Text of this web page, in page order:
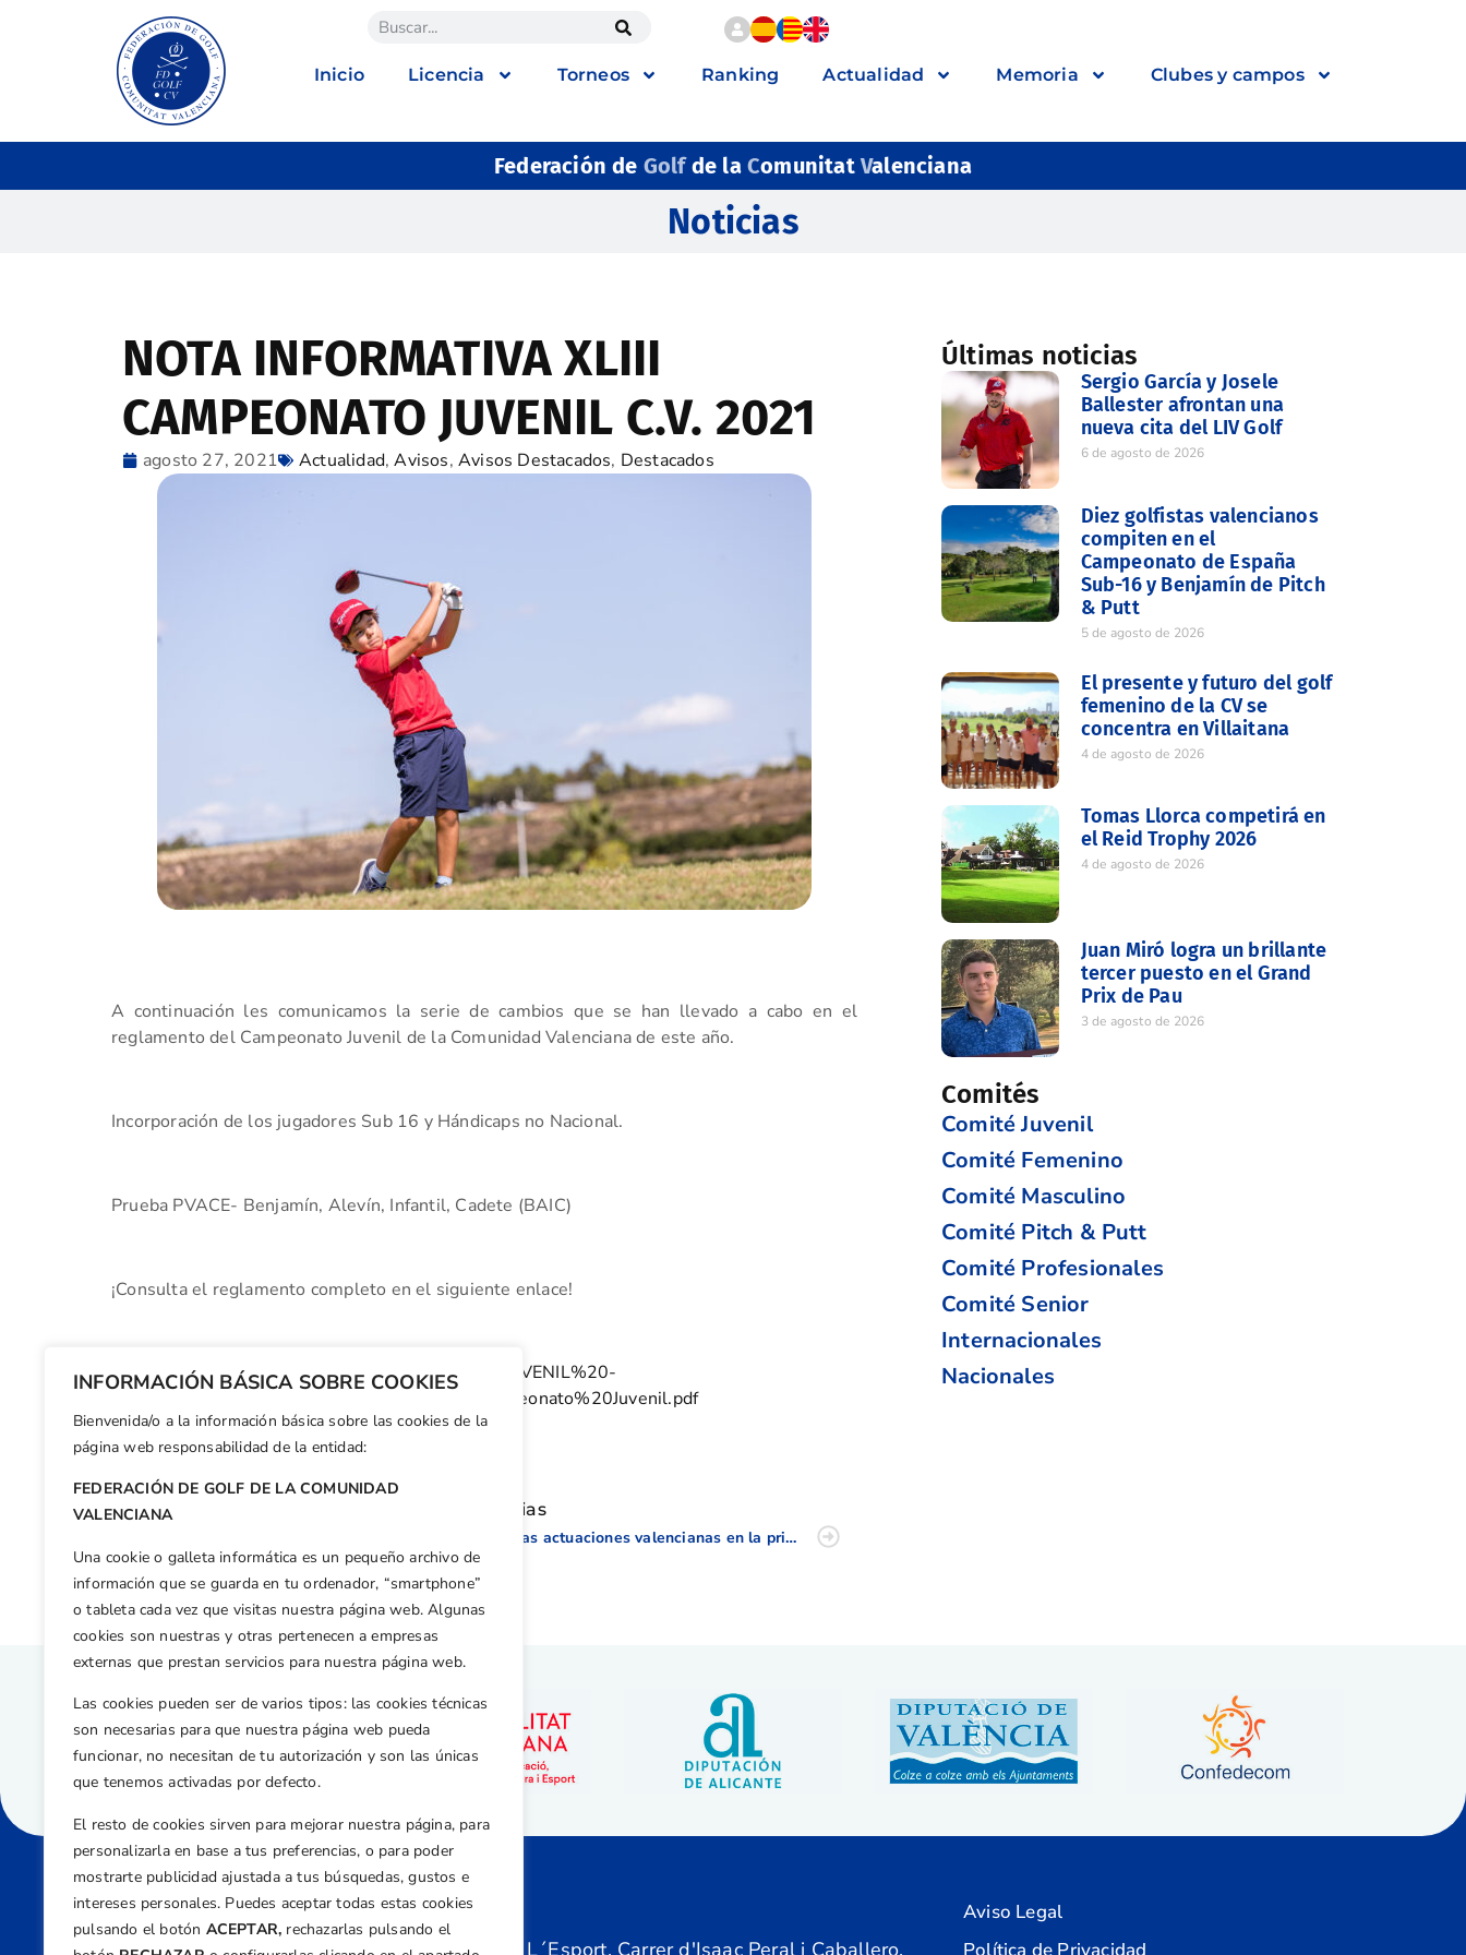
INFORMACIÓN BÁSICA SOBRE COOKIES
Bienvenida/o a la información básica sobre las cookies de la
página web responsabilidad de la entidad:
FEDERACIÓN DE GOLF DE LA COMUNIDAD
VALENCIANA
Una cookie o galleta informática es un pequeño archivo de
información que se guarda en tu ordenador, “smartphone”
o tableta cada vez que visitas nuestra página web. Algunas
cookies son nuestras y otras pertenecen a empresas
externas que prestan servicios para nuestra página web.
Las cookies pueden ser de varios tipos: las cookies técnicas
son necesarias para que nuestra página web pueda
funcionar, no necesitan de tu autorización y son las únicas
que tenemos activadas por defecto.
El resto de cookies sirven para mejorar nuestra página, para
personalizarla en base a tus preferencias, o para poder
mostrarte publicidad ajustada a tus búsquedas, gustos e
intereses personales. Puedes aceptar todas estas cookies
pulsando el botón ACEPTAR, rechazarlas pulsando el
Inicio Licencia Torneos Ranking Actualidad Memoria Clubes y campos
Federación de Golfde la ComunitatValenciana
Noticias
NOTA INFORMATIVA XLIII
CAMPEONATO JUVENIL C.V. 2021
agosto 27, 2021 Actualidad,Avisos,Avisos Destacados, Destacados
A continuación les comunicamos la serie de cambios que se han llevado a cabo en el
reglamento del Campeonato Juvenil de la Comunidad Valenciana de este año.
Incorporación de los jugadores Sub 16 y Hándicaps no Nacional.
Prueba PVACE- Benjamín, Alevín, Infantil, Cadete (BAIC)
¡Consulta el reglamento completo en el siguiente enlace!
https://golfcv.com/uploads/torneo/doc/d0/t1960/JUVENIL%20-
%20NOTA%20INFORMATIVA%20XLIII%20Campeonato%20Juvenil.pdf
Facebook
X WhatsApp
LinkedIn
Email
Otras noticias
Buenas actuaciones valencianas en la primera jornada del Cto de España Interclubes Infantil
Últimas noticias
Sergio García y Josele
Ballester afrontan una
nueva cita del LIV Golf
6 de agosto de 2026
Diez golfistas valencianos
compiten en el
Campeonato de España
Sub-16 y Benjamín de Pitch
& Putt
5 de agosto de 2026
El presente y futuro del golf
femenino de la CV se
concentra en Villaitana
4 de agosto de 2026
Tomas Llorca competirá en
el Reid Trophy 2026
4 de agosto de 2026
Juan Miró logra un brillante
tercer puesto en el Grand
Prix de Pau
3 de agosto de 2026
Comités
Comité Juvenil
Comité Femenino
Comité Masculino
Comité Pitch & Putt
Comité Profesionales
Comité Senior
Internacionales
Nacionales
Dirección
Aviso Legal